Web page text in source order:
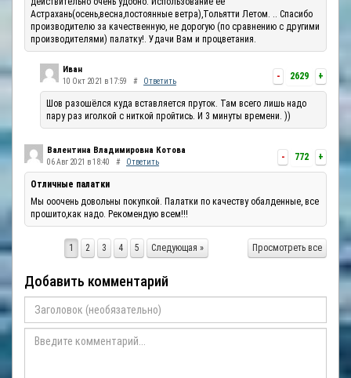
Астрахань(осень,весна,постоянные ветра),Тольятти Летом. .. Спасибо
производителю за качественную, не дорогую (по сравнению с другими
производителями) палатку!. Удачи Вам и процветания.
- 2629 +
Иван
10 Окт 2021 в 17:59 # Ответить
Шов разошёлся куда вставляется пруток. Там всего лишь надо
пару раз иголкой с ниткой пройтись. И 3 минуты времени. ))
- 772 +
Валентина Владимировна Котова
06 Авг 2021 в 18:40 # Ответить
Отличные палатки
Мы ооочень довольны покупкой. Палатки по качеству обалденные, все
прошито,как надо. Рекомендую всем!!!
Просмотреть все
1 2 3 4 5 Следующая »
Добавить комментарий